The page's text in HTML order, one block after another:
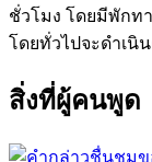
ชั่วโมง โดยมีพักท
โดยทั่วไปจะดำเนิน
สิ่งที่ผู้คนพูด